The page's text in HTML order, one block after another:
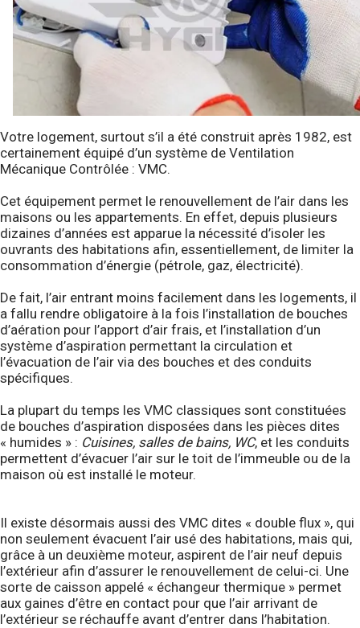
Votre logement, surtout s’il a été construit après 1982, est
certainement équipé d’un système de Ventilation
Mécanique Contrôlée : VMC.
Cet équipement permet le renouvellement de l’air dans les
maisons ou les appartements. En effet, depuis plusieurs
dizaines d’années est apparue la nécessité d’isoler les
ouvrants des habitations afin, essentiellement, de limiter la
consommation d’énergie (pétrole, gaz, électricité).
De fait, l’air entrant moins facilement dans les logements, il
a fallu rendre obligatoire à la fois l’installation de bouches
d’aération pour l’apport d’air frais, et l’installation d’un
système d’aspiration permettant la circulation et
l’évacuation de l’air via des bouches et des conduits
spécifiques.
La plupart du temps les VMC classiques sont constituées
de bouches d’aspiration disposées dans les pièces dites
« humides » : Cuisines, salles de bains, WC, et les conduits
permettent d’évacuer l’air sur le toit de l’immeuble ou de la
maison où est installé le moteur.
Il existe désormais aussi des VMC dites « double flux », qui
non seulement évacuent l’air usé des habitations, mais qui,
grâce à un deuxième moteur, aspirent de l’air neuf depuis
l’extérieur afin d’assurer le renouvellement de celui-ci. Une
sorte de caisson appelé « échangeur thermique » permet
aux gaines d’être en contact pour que l’air arrivant de
l’extérieur se réchauffe avant d’entrer dans l’habitation.